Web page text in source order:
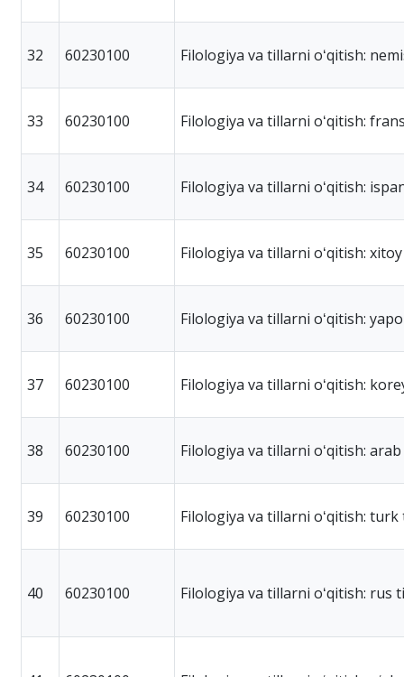
32 60230100 Filologiya va tillarni oʻqitish:
33 60230100 Filologiya va tillarni oʻqitish:
34 60230100 Filologiya va tillarni oʻqitish:
35 60230100 Filologiya va tillarni oʻqitish:
36 60230100 Filologiya va tillarni oʻqitish:
37 60230100 Filologiya va tillarni oʻqitish:
38 60230100 Filologiya va tillarni oʻqitish:
39 60230100 Filologiya va tillarni oʻqitish: turk
40 60230100 Filologiya va tillarni oʻqitish: rus